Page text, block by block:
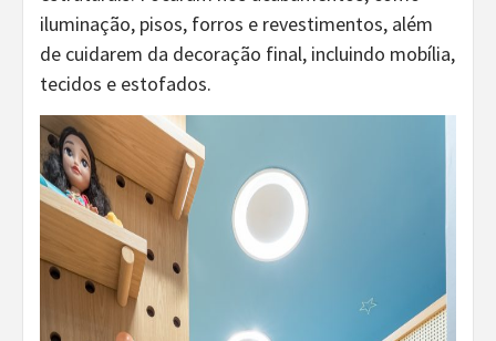
iluminação, pisos, forros e revestimentos, além
de cuidarem da decoração final, incluindo mobília,
tecidos e estofados.